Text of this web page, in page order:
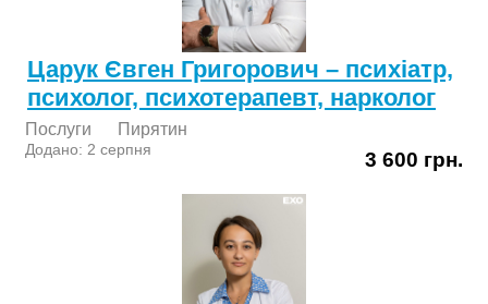
Царук Євген Григорович – психіатр,
психолог, психотерапевт, нарколог
Послуги Пирятин
Додано: 2 серпня 3 600 грн.